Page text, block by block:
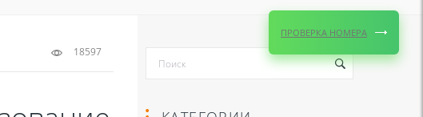
18597
ПРОВЕРКА НОМЕРА